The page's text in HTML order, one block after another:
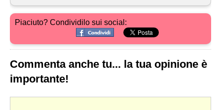
Piaciuto? Condividilo sui social:
Commenta anche tu... la tua opinione è
importante!